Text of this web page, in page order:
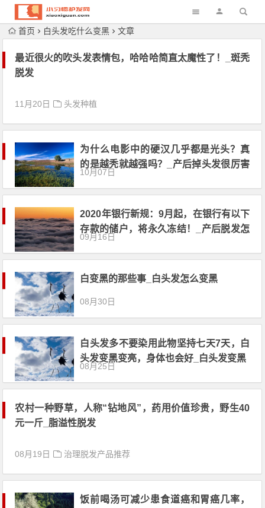
首页 白头发吃什么变黑 文章
最近很火的吹头发表情包，哈哈哈简直太魔性了！_斑秃
脱发
11月20日 头发种植
为什么电影中的硬汉几乎都是光头？真
的是越秃就越强吗？_产后掉头发很厉害
怎么办
10月07日
2020年银行新规：9月起，在银行有以下
存款的储户，将永久冻结！_产后脱发怎
么办
09月16日
白变黑的那些事_白头发怎么变黑
08月30日
白头发多不要染用此物坚持七天7天，白
头发变黑变亮，身体也会好_白头发变黑
08月25日
农村一种野草，人称“钻地风”，药用价值珍贵，野生40
元一斤_脂溢性脱发
08月19日 治理脱发产品推荐
饭前喝汤可减少患食道癌和胃癌几率，